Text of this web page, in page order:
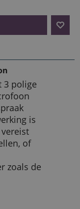
3 polige
is
of
zoals de